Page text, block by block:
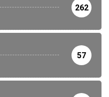
262
57